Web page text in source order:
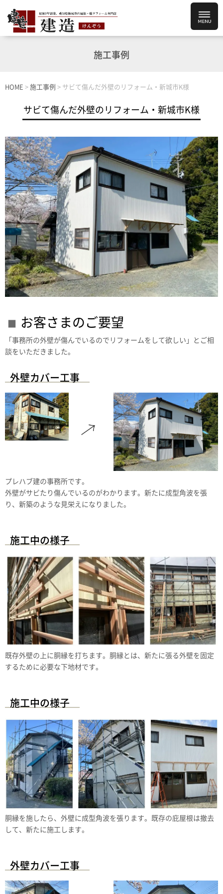
施工事例
HOME > 施工事例 > サビて傷んだ外壁のリフォーム・新城市K様
サビて傷んだ外壁のリフォーム・新城市K様
お客さまのご要望
「事務所の外壁が傷んでいるのでリフォームをして欲しい」とご相
談をいただきました。
外壁カバー工事
プレハブ建の事務所です。
外壁がサビたり傷んでいるのがわかります。新たに成型角波を張
り、新築のような見栄えになりました。
施工中の様子
既存外壁の上に胴縁を打ちます。胴縁とは、新たに張る外壁を固定
するために必要な下地材です。
施工中の様子
胴縁を施したら、外壁に成型角波を張ります。既存の庇屋根は撤去
して、新たに施工します。
外壁カバー工事